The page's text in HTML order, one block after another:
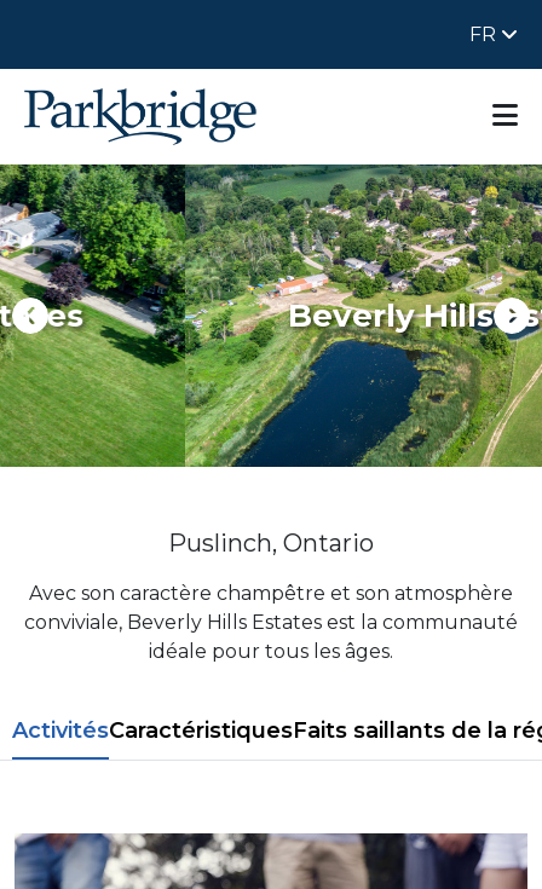
FR
Beverly Hills Estates
Puslinch, Ontario
Avec son caractère champêtre et son atmosphère
conviviale, Beverly Hills Estates est la communauté
idéale pour tous les âges.
ActivitésCaractéristiquesFaits saillants de la